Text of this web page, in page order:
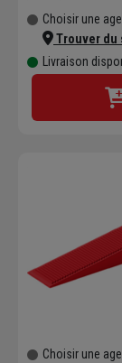
Choisir une
Trouver du
Livraison
Choisir une